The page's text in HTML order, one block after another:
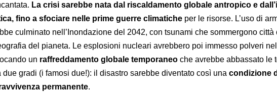
La crisi sarebbe nata dal riscaldamento globale antropico e
fino a sfociare nelle prime guerre climatiche per le risorse. L’uso di
culminato nell’Inondazione del 2042, con tsunami che sommergono
del pianeta. Le esplosioni nucleari avrebbero poi immesso polveri
un raffreddamento globale temporaneo che avrebbe abbassato le
due gradi (i famosi due!): il disastro sarebbe diventato così una condizione
permanente.